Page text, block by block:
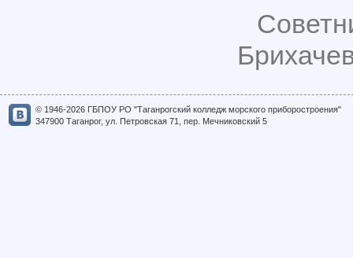
© 1946-2026 ГБПОУ РО "Таганрогский колледж морского приборостроения"
347900 Таганрог, ул. Петровская 71, пер. Мечниковский 5